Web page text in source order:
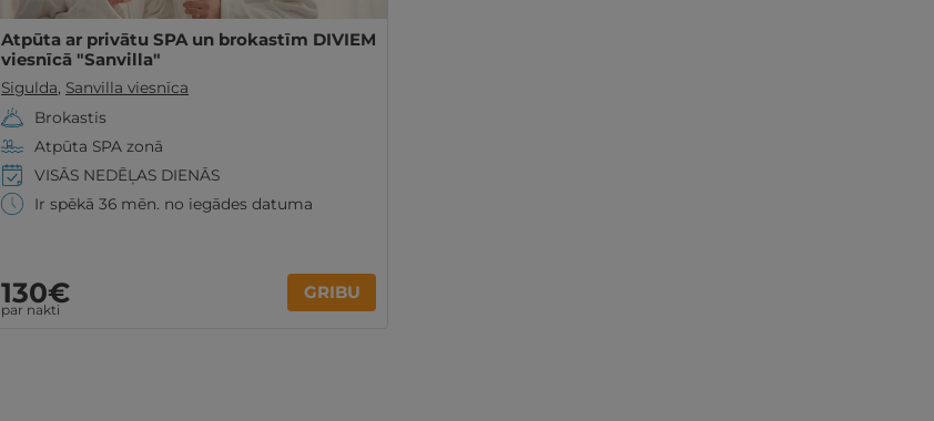
Atpūta ar privātu SPA un brokastīm DIVIEM
viesnīcā "Sanvilla"
Sigulda, Sanvilla viesnīca
Brokastis
Atpūta SPA zonā
VISĀS NEDĒĻAS DIENĀS
Ir spēkā 36 mēn. no iegādes datuma
130€
par nakti
GRIBU